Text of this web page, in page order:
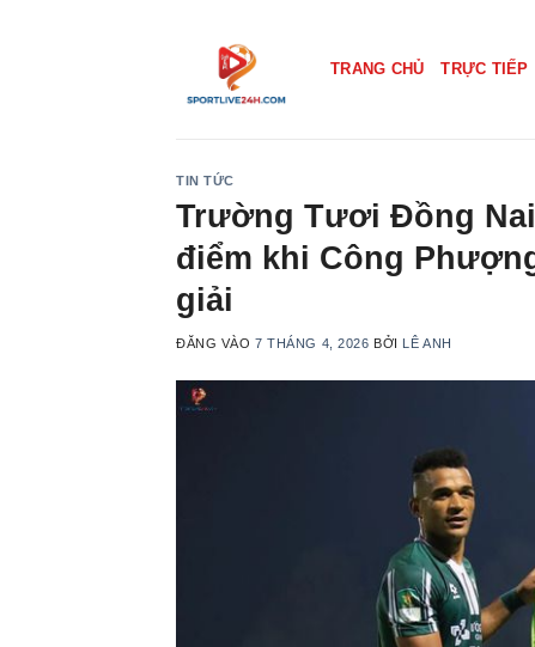
TRANG CHỦ TRỰC TIẾP
TIN TỨC
Trường Tươi Đồng
điểm khi Công
giải
ĐĂNG VÀO7 THÁNG 4, 2026 BỞI LÊ ANH